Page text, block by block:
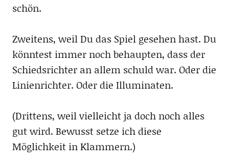
schön.
Zweitens, weil Du das Spiel gesehen hast. Du
könntest immer noch behaupten, dass der
Schiedsrichter an allem schuld war. Oder die
Linienrichter. Oder die Illuminaten.
(Drittens, weil vielleicht ja doch noch alles
gut wird. Bewusst setze ich diese
Möglichkeit in Klammern.)